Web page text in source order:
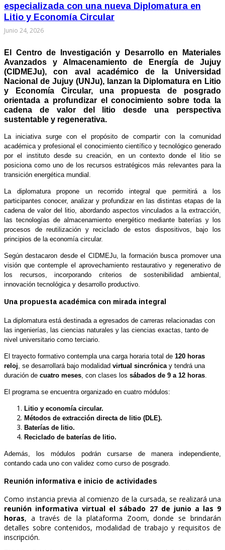
especializada con una nueva Diplomatura en
Litio y Economía Circular
Junio 24, 2026
El Centro de Investigación y Desarrollo en Materiales
Avanzados y Almacenamiento de Energía de Jujuy
(CIDMEJu), con aval académico de la Universidad
Nacional de Jujuy (UNJu), lanzan la Diplomatura en Litio
y Economía Circular, una propuesta de posgrado
orientada a profundizar el conocimiento sobre toda la
cadena de valor del litio desde una perspectiva
sustentable y regenerativa.
La iniciativa surge con el propósito de compartir con la comunidad
académica y profesional el conocimiento científico y tecnológico generado
por el instituto desde su creación, en un contexto donde el litio se
posiciona como uno de los recursos estratégicos más relevantes para la
transición energética mundial.
La diplomatura propone un recorrido integral que permitirá a los
participantes conocer, analizar y profundizar en las distintas etapas de la
cadena de valor del litio, abordando aspectos vinculados a la extracción,
las tecnologías de almacenamiento energético mediante baterías y los
procesos de reutilización y reciclado de estos dispositivos, bajo los
principios de la economía circular.
Según destacaron desde el CIDMEJu, la formación busca promover una
visión que contemple el aprovechamiento restaurativo y regenerativo de
los recursos, incorporando criterios de sostenibilidad ambiental,
innovación tecnológica y desarrollo productivo.
Una propuesta académica con mirada integral
La diplomatura está destinada a egresados de carreras relacionadas con
las ingenierías, las ciencias naturales y las ciencias exactas, tanto de
nivel universitario como terciario.
El trayecto formativo contempla una carga horaria total de 120 horas
reloj , se desarrollará bajo modalidad virtual sincrónica y tendrá una
duración de cuatro meses , con clases los sábados de 9 a 12 horas
El programa se encuentra organizado en cuatro módulos:
Litio y economía circular.
Métodos de extracción directa de litio (DLE).
Baterías de litio.
Reciclado de baterías de litio.
Además, los módulos podrán cursarse de manera independiente,
contando cada uno con validez como curso de posgrado.
Reunión informativa e inicio de actividades
Como instancia previa al comienzo de la cursada, se realizará una
reunión informativa virtual el sábado 27 de junio a las 9
horas, a través de la plataforma Zoom, donde se brindarán
detalles sobre contenidos, modalidad de trabajo y requisitos de
inscripción.